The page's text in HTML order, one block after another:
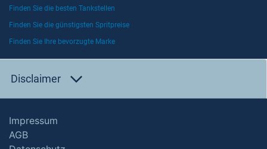
Finden Sie die besten Tankstellen
Finden Sie die günstigsten Spritpreise
Finden Sie Ihre bevorzugte Marke
Disclaimer
Impressum
AGB